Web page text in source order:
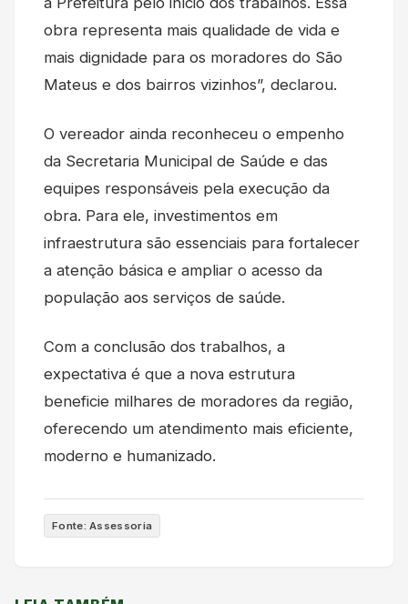
obra representa mais qualidade de vida e
mais dignidade para os moradores do São
Mateus e dos bairros vizinhos”, declarou.
O vereador ainda reconheceu o empenho
da Secretaria Municipal de Saúde e das
equipes responsáveis pela execução da
obra. Para ele, investimentos em
infraestrutura são essenciais para fortalecer
a atenção básica e ampliar o acesso da
população aos serviços de saúde.
Com a conclusão dos trabalhos, a
expectativa é que a nova estrutura
beneficie milhares de moradores da região,
oferecendo um atendimento mais eficiente,
moderno e humanizado.
Fonte: Assessoria